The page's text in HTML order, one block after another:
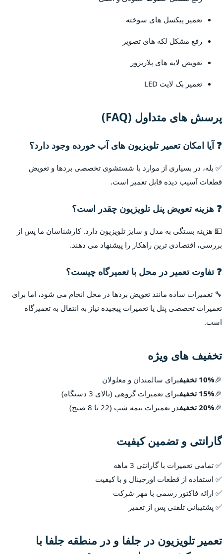
تعمیر پیکسل های سوخته
رفع مشکل لکه های تصویر
تعویض لایه های پلاریزور
تعمیر بک لایت LED
پرسش های متداول (FAQ)
❓ آیا امکان تعمیر تلویزیون های آب خورده وجود دارد؟
✅ بله، در بسیاری از موارد با شستشوی تخصصی بردها و تعویض
قطعات آسیب دیده قابل تعمیر است.
❓ هزینه تعویض پنل تلویزیون چقدر است؟
💵 هزینه بستگی به مدل و سایز تلویزیون دارد. کارشناسان ما پس از
بررسی، اقتصادی ترین راهکار را پیشنهاد می دهند.
❓ تفاوت تعمیر در محل با تعمیرگاه چیست؟
🔧 تعمیرات ساده مانند تعویض بردها در محل انجام می شود، اما برای
تعمیرات تخصصی پنل یا تعمیرات پیچیده نیاز به انتقال به تعمیرگاه
است.
تخفیف های ویژه
🎉10% تخفیف
برای سالمندان و معلولان
🎉15% تخفیف
برای تعمیرات گروهی (بالای 3 دستگاه)
🎉20% تخفیف در تعمیرات نیمه شب (22 تا 8 صبح)
گارانتی و تضمین کیفیت
✅ تمامی تعمیرات با گارانتی 3 ماهه
✅ استفاده از قطعات اورجینال و با کیفیت
✅ ارائه فاکتور رسمی با مهر شرکت
✅ پشتیبانی تلفنی پس از تعمیر
تعمیر تلویزیون در جلفا و در منطقه جلفا با